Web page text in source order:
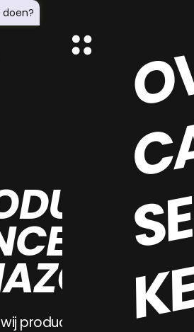
doen?
wij productlanceringen op